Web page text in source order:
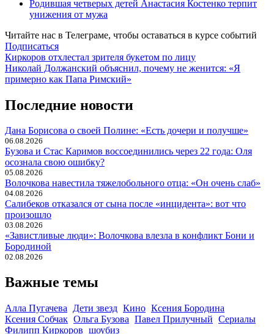
Родившая четверых детей Анастасия Костенко терпит
унижения от мужа
Читайте нас в Телеграме, чтобы оставаться в курсе событий
Подписаться
Навигация
по
Киркоров отхлестал зрителя букетом по лицу
Николай Должанский объяснил, почему не женится: «Я
примерно как Папа Римский»
Последние новости
Дана Борисова о своей Полине: «Есть дочери и получше»
06.08.2026
Бузова и Стас Каримов воссоединились через 22 года: Оля
осознала свою ошибку?
05.08.2026
Волочкова навестила тяжелобольного отца: «Он очень слаб»
04.08.2026
Салибеков отказался от сына после «инцидента»: вот что
произошло
03.08.2026
«Завистливые люди»: Волочкова влезла в конфликт Бони и
Бородиной
02.08.2026
Важные темы
Алла Пугачева Дети звезд Кино Ксения Бородина
Ксения Собчак Ольга Бузова Павел Прилучный Сериалы
Филипп Киркоров шоубиз